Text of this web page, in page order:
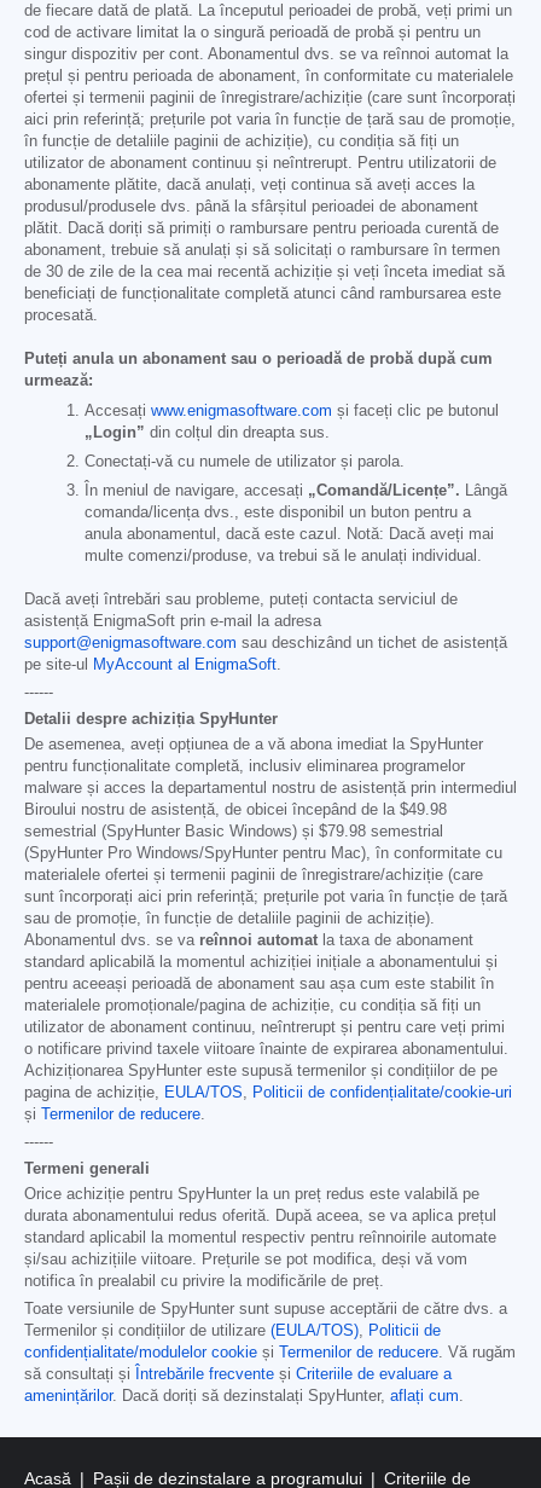
de fiecare dată de plată. La începutul perioadei de probă, veți primi un
cod de activare limitat la o singură perioadă de probă și pentru un
singur dispozitiv per cont. Abonamentul dvs. se va reînnoi automat la
prețul și pentru perioada de abonament, în conformitate cu materialele
ofertei și termenii paginii de înregistrare/achiziție (care sunt încorporați
aici prin referință; prețurile pot varia în funcție de țară sau de promoție,
în funcție de detaliile paginii de achiziție), cu condiția să fiți un
utilizator de abonament continuu și neîntrerupt. Pentru utilizatorii de
abonamente plătite, dacă anulați, veți continua să aveți acces la
produsul/produsele dvs. până la sfârșitul perioadei de abonament
plătit. Dacă doriți să primiți o rambursare pentru perioada curentă de
abonament, trebuie să anulați și să solicitați o rambursare în termen
de 30 de zile de la cea mai recentă achiziție și veți înceta imediat să
beneficiați de funcționalitate completă atunci când rambursarea este
procesată.
Puteți anula un abonament sau o perioadă de probă după cum
urmează:
Accesați www.enigmasoftware.com și faceți clic pe butonul
„Login” din colțul din dreapta sus.
Conectați-vă cu numele de utilizator și parola.
În meniul de navigare, accesați „Comandă/Licențe”. Lângă
comanda/licența dvs., este disponibil un buton pentru a
anula abonamentul, dacă este cazul. Notă: Dacă aveți mai
multe comenzi/produse, va trebui să le anulați individual.
Dacă aveți întrebări sau probleme, puteți contacta serviciul de
asistență EnigmaSoft prin e-mail la adresa
support@enigmasoftware.com sau deschizând un tichet de asistență
pe site-ul
MyAccount al EnigmaSoft.
------
Detalii despre achiziția SpyHunter
De asemenea, aveți opțiunea de a vă abona imediat la SpyHunter
pentru funcționalitate completă, inclusiv eliminarea programelor
malware și acces la departamentul nostru de asistență prin intermediul
Biroului nostru de asistență, de obicei începând de la $49.98
semestrial (SpyHunter Basic Windows) și $79.98 semestrial
(SpyHunter Pro Windows/SpyHunter pentru Mac), în conformitate cu
materialele ofertei și termenii paginii de înregistrare/achiziție (care
sunt încorporați aici prin referință; prețurile pot varia în funcție de țară
sau de promoție, în funcție de detaliile paginii de achiziție).
Abonamentul dvs. se va reînnoi automat la taxa de abonament
standard aplicabilă la momentul achiziției inițiale a abonamentului și
pentru aceeași perioadă de abonament sau așa cum este stabilit în
materialele promoționale/pagina de achiziție, cu condiția să fiți un
utilizator de abonament continuu, neîntrerupt și pentru care veți primi
o notificare privind taxele viitoare înainte de expirarea abonamentului.
Achiziționarea SpyHunter este supusă termenilor și condițiilor de pe
pagina de achiziție, EULA/TOS, Politicii de confidențialitate/cookie-uri
și
Termenilor de reducere.
------
Termeni generali
Orice achiziție pentru SpyHunter la un preț redus este valabilă pe
durata abonamentului redus oferită. După aceea, se va aplica prețul
standard aplicabil la momentul respectiv pentru reînnoirile automate
și/sau achizițiile viitoare. Prețurile se pot modifica, deși vă vom
notifica în prealabil cu privire la modificările de preț.
Toate versiunile de SpyHunter sunt supuse acceptării de către dvs. a
Termenilor și condițiilor de utilizare (EULA/TOS), Politicii de
confidențialitate/modulelor cookie și Termenilor de reducere. Vă rugăm
să consultați și
Întrebările frecvente și Criteriile de evaluare a
amenințărilor. Dacă doriți să dezinstalați SpyHunter, aflați cum.
Acasă Pașii de dezinstalare a programului Criteriile de